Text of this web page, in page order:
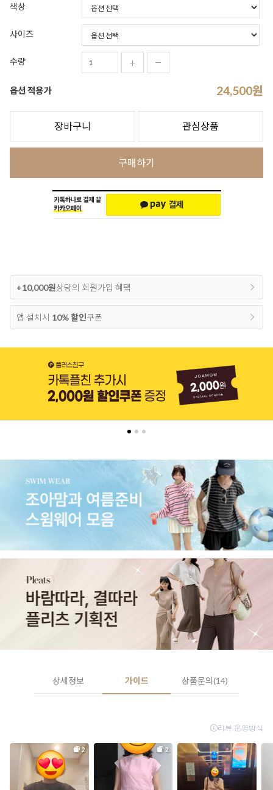
색상
사이즈
수량
옵션 적용가 24,500원
장바구니 관심상품
구매하기
+10,000원상당의 회원가입 혜택
앱 설치시 10% 할인쿠폰
상세정보 가이드 상품문의(14)